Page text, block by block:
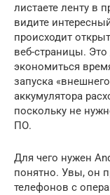
листаете ленту в
видите
происходит
веб-страницы.
экономиться
запуска
аккумулятора
поскольку не
ПО.
Для чего нужен
понятно. Увы, он
телефонов с